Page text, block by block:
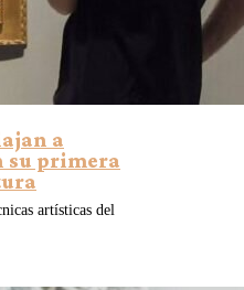
a
su primera
artísticas del